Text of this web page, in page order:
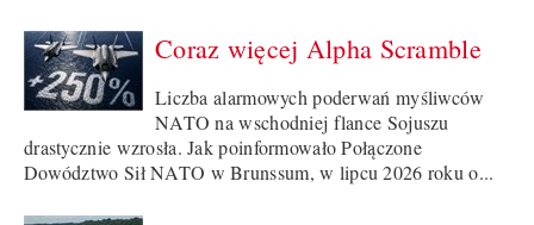
Coraz więcej Alpha Scramble
Liczba alarmowych poderwań myśliwców
NATO na wschodniej flance Sojuszu
drastycznie wzrosła. Jak poinformowało Połączone
Dowództwo Sił NATO w Brunssum, w lipcu 2026 roku o...